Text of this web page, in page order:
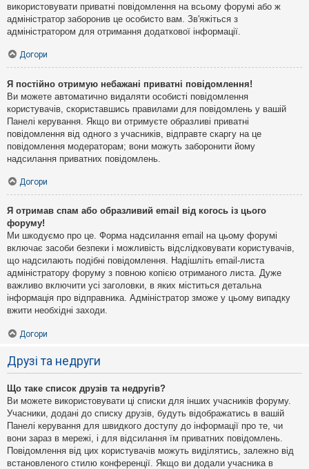
використовувати приватні повідомлення на всьому форумі або ж
адміністратор заборонив це особисто вам. Зв'яжіться з
адміністратором для отримання додаткової інформації.
Догори
Я постійно отримую небажані приватні повідомлення!
Ви можете автоматично видаляти особисті повідомлення
користувачів, скориставшись правилами для повідомлень у вашій
Панелі керування. Якщо ви отримуєте образливі приватні
повідомлення від одного з учасників, відправте скаргу на це
повідомлення модераторам; вони можуть заборонити йому
надсилання приватних повідомлень.
Догори
Я отримав спам або образливий email від когось із цього
форуму!
Ми шкодуємо про це. Форма надсилання email на цьому форумі
включає засоби безпеки і можливість відслідковувати користувачів,
що надсилають подібні повідомлення. Надішліть email-листа
адміністратору форуму з повною копією отриманого листа. Дуже
важливо включити усі заголовки, в яких міститься детальна
інформація про відправника. Адміністратор зможе у цьому випадку
вжити необхідні заходи.
Догори
Друзі та недруги
Що таке список друзів та недругів?
Ви можете використовувати ці списки для інших учасників форуму.
Учасники, додані до списку друзів, будуть відображатись в вашій
Панелі керування для швидкого доступу до інформації про те, чи
вони зараз в мережі, і для відсилання їм приватних повідомлень.
Повідомлення від цих користувачів можуть виділятись, залежно від
встановленого стилю конференції. Якщо ви додали учасника в